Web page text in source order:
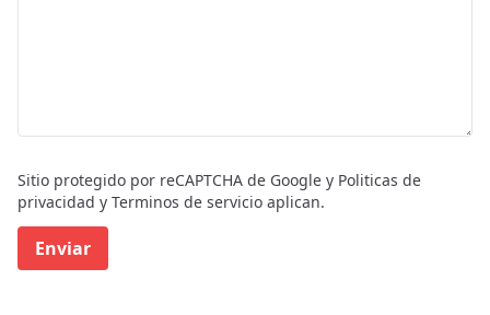
Sitio protegido por reCAPTCHA de Google y Politicas de
privacidad y Terminos de servicio aplican.
Enviar